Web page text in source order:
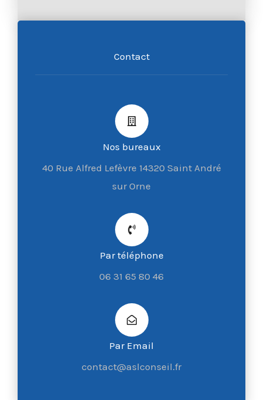
Contact
Nos bureaux
40 Rue Alfred Lefèvre 14320 Saint André
sur Orne
Par téléphone
06 31 65 80 46
Par Email
contact@aslconseil.fr